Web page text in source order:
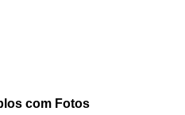
com Fotos